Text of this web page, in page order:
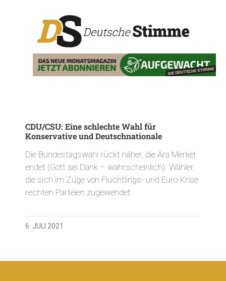
CDU/CSU: Eine schlechte Wahl für
Konservative und Deutschnationale
Die Bundestagswahl rückt näher, die Ära Merkel
endet (Gott sei Dank – wahrscheinlich). Wähler,
die sich im Zuge von Flüchtlings- und Euro-Krise
rechten Parteien zugewendet
6. JULI 2021